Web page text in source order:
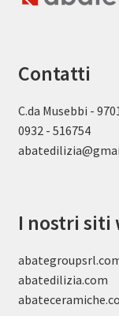
Contatti
C.da Musebbi -
0932 - 516754
I nostri siti
abatedilizia.com
abateceramiche